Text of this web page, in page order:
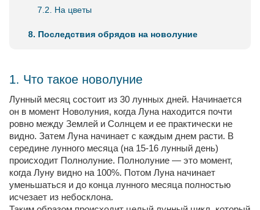
7.2. На цветы
8. Последствия обрядов на новолуние
1. Что такое новолуние
Лунный месяц состоит из 30 лунных дней. Начинается
он в момент Новолуния, когда Луна находится почти
ровно между Землей и Солнцем и ее практически не
видно. Затем Луна начинает с каждым днем расти. В
середине лунного месяца (на 15-16 лунный день)
происходит Полнолуние. Полнолуние — это момент,
когда Луну видно на 100%. Потом Луна начинает
уменьшаться и до конца лунного месяца полностью
исчезает из небосклона.